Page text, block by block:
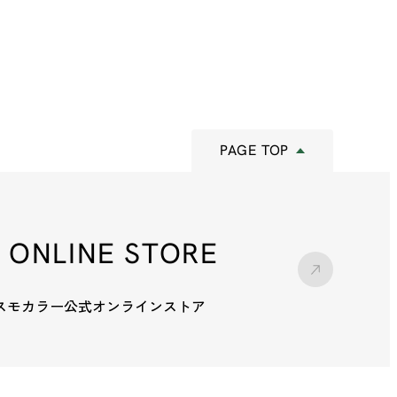
PAGE TOP
ONLINE STORE
モカラー公式オンラインストア